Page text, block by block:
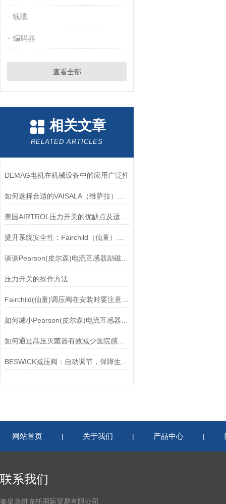
线缆
编码器
查看全部
相关文章
RELATED ARTICLES
DEMAG电机在机械设备中的应用广泛性
美国AIRTROL压力开关的优缺点及适用范围讲解
谈谈Pearson(皮尔森)电流互感器励磁特性试验的目的
压力开关的操作方法
Fairchild(仙童)调压阀在安装时要注意有哪些需要注意的地方？
如何通过高压灭菌器有效减少医院感染风险？
网站首页 | 关于我们 | 产品中心 |
联系我们
秦皇岛维克托国际贸易有限公司